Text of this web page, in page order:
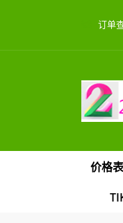
订单
价格表